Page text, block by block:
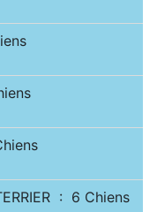
: 6 Chiens